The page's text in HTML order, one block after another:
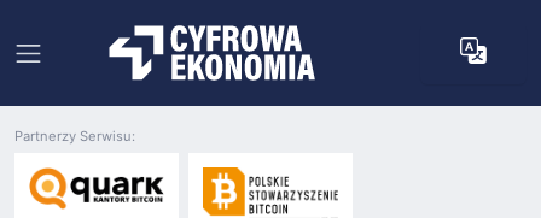
Partnerzy Serwisu: